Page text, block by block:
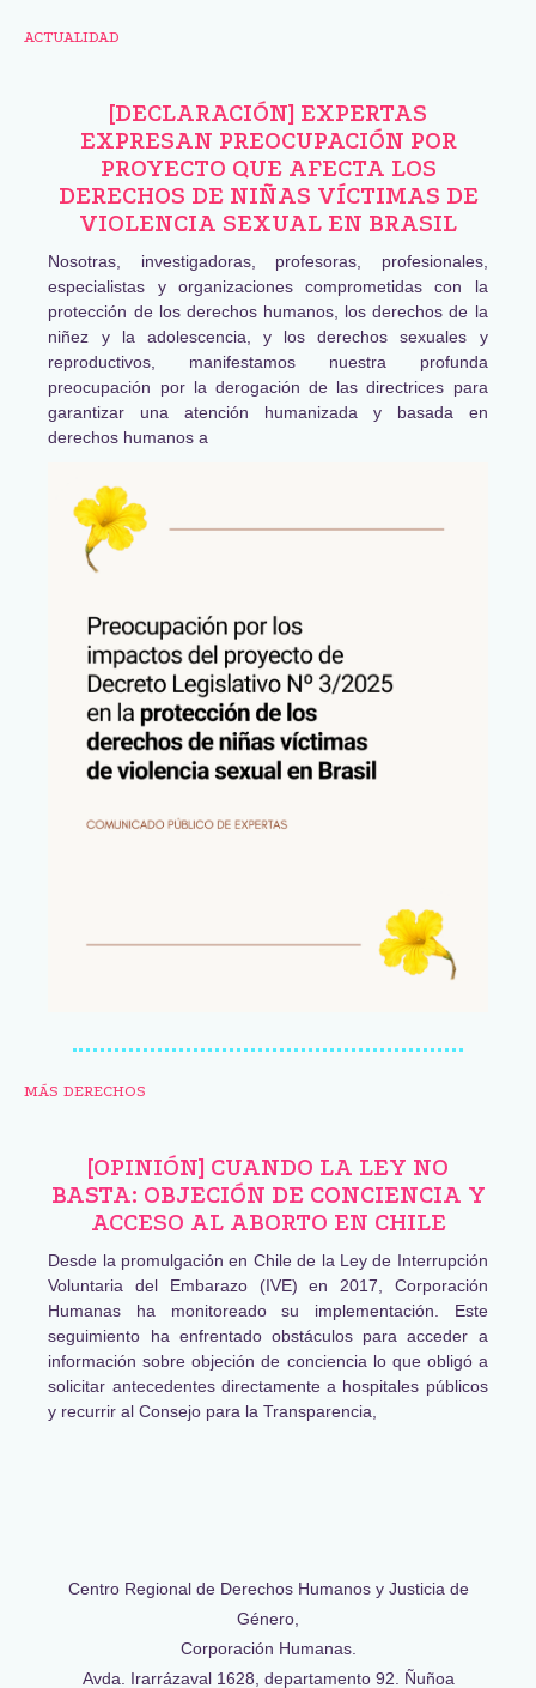
ACTUALIDAD
[DECLARACIÓN] EXPERTAS
EXPRESAN PREOCUPACIÓN POR
PROYECTO QUE AFECTA LOS
DERECHOS DE NIÑAS VÍCTIMAS DE
VIOLENCIA SEXUAL EN BRASIL
Nosotras, investigadoras, profesoras, profesionales,
especialistas y organizaciones comprometidas con la
protección de los derechos humanos, los derechos de la
niñez y la adolescencia, y los derechos sexuales y
reproductivos, manifestamos nuestra profunda
preocupación por la derogación de las directrices para
garantizar una atención humanizada y basada en
derechos humanos a
MÁS DERECHOS
[OPINIÓN] CUANDO LA LEY NO
BASTA: OBJECIÓN DE CONCIENCIA Y
ACCESO AL ABORTO EN CHILE
Desde la promulgación en Chile de la Ley de Interrupción
Voluntaria del Embarazo (IVE) en 2017, Corporación
Humanas ha monitoreado su implementación. Este
seguimiento ha enfrentado obstáculos para acceder a
información sobre objeción de conciencia lo que obligó a
solicitar antecedentes directamente a hospitales públicos
y recurrir al Consejo para la Transparencia,
Centro Regional de Derechos Humanos y Justicia de
Género,
Corporación Humanas.
Avda. Irarrázaval 1628, departamento 92. Ñuñoa